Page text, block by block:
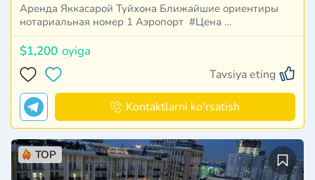
Аренда Яккасарой Туйхона Ближайшие ориентиры
нотариальная номер 1 Аэропорт #Цена …
$1,200 oyiga
Tavsiya eting
Kontaktlarni ko'rsatish
TOP